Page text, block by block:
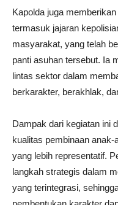
Kapolda juga
termasuk jajaran
masyarakat, yang telah
panti asuhan tersebut. Ia
lintas sektor dalam
berkarakter, berakhlak,
Dampak dari kegiatan ini
kualitas pembinaan
yang lebih representatif.
langkah strategis dalam
yang terintegrasi,